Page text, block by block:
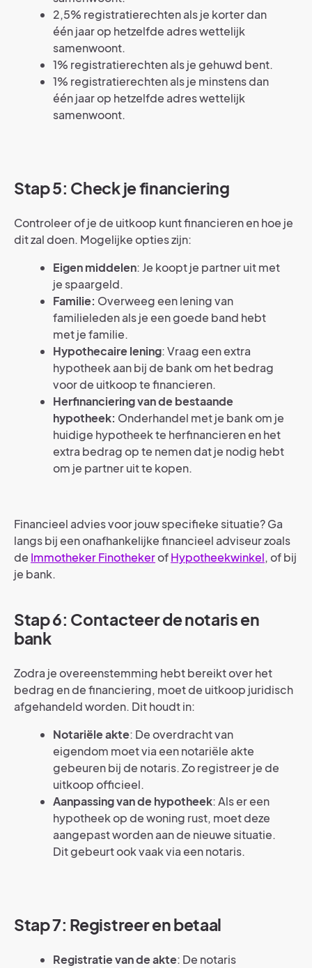
2,5% registratierechten als je korter dan
één jaar op hetzelfde adres wettelijk
samenwoont.
1% registratierechten als je gehuwd bent.
1% registratierechten als je minstens dan
één jaar op hetzelfde adres wettelijk
samenwoont.
Stap 5: Check je financiering
Controleer of je de uitkoop kunt financieren en hoe je
dit zal doen. Mogelijke opties zijn:
Eigen middelen: Je koopt je partner uit met
je spaargeld.
Familie: Overweeg een lening van
familieleden als je een goede band hebt
met je familie.
Hypothecaire lening: Vraag een extra
hypotheek aan bij de bank om het bedrag
voor de uitkoop te financieren.
Herfinanciering van de bestaande
hypotheek: Onderhandel met je bank om je
huidige hypotheek te herfinancieren en het
extra bedrag op te nemen dat je nodig hebt
om je partner uit te kopen.
Financieel advies voor jouw specifieke situatie? Ga
langs bij een onafhankelijke financieel adviseur zoals
de Immotheker FinothekerofHypotheekwinkel, of bij
je bank.
Stap 6: Contacteer de notaris en
bank
Zodra je overeenstemming hebt bereikt over het
bedrag en de financiering, moet de uitkoop juridisch
afgehandeld worden. Dit houdt in:
Notariële akte: De overdracht van
eigendom moet via een notariële akte
gebeuren bij de notaris. Zo registreer je de
uitkoop officieel.
Aanpassing van de hypotheek: Als er een
hypotheek op de woning rust, moet deze
aangepast worden aan de nieuwe situatie.
Dit gebeurt ook vaak via een notaris.
Stap 7: Registreer en betaal
Registratie van de akte: De notaris